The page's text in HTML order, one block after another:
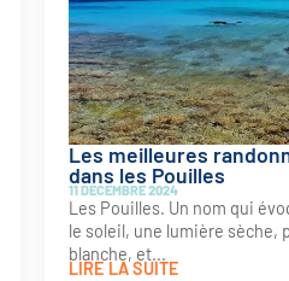
Les meilleures
dans les Pouilles
11 DÉCEMBRE 2024
Les Pouilles. Un nom qui
le soleil, une lumière sèche,
blanche, et...
LIRE LA SUITE